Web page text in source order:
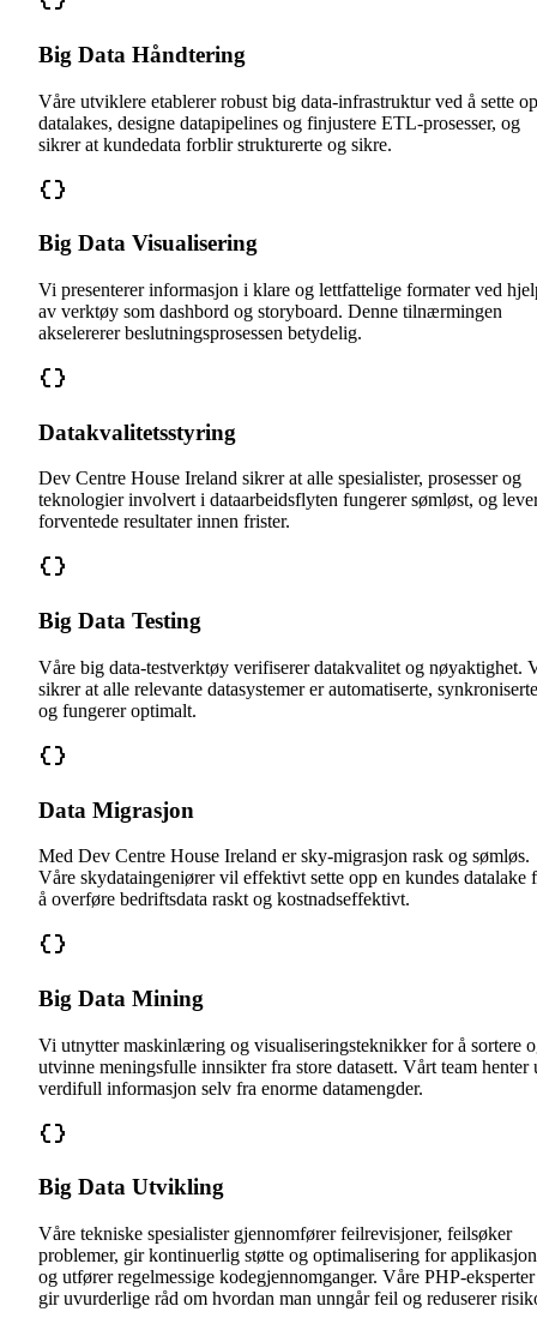
Big Data Håndtering
Våre utviklere etablerer robust big data-infrastruktur ved å sette
datalakes, designe datapipelines og finjustere ETL-prosesser, og
sikrer at kundedata forblir strukturerte og sikre.
Big Data Visualisering
Vi presenterer informasjon i klare og lettfattelige formater ved
av verktøy som dashbord og storyboard. Denne tilnærmingen
akselererer beslutningsprosessen betydelig.
Datakvalitetsstyring
Dev Centre House Ireland sikrer at alle spesialister, prosesser og
teknologier involvert i dataarbeidsflyten fungerer sømløst, og
forventede resultater innen frister.
Big Data Testing
Våre big data-testverktøy verifiserer datakvalitet og nøyaktighet.
sikrer at alle relevante datasystemer er automatiserte, synkroniserte
og fungerer optimalt.
Data Migrasjon
Med Dev Centre House Ireland er sky-migrasjon rask og sømløs.
Våre skydataingeniører vil effektivt sette opp en kundes datalake
å overføre bedriftsdata raskt og kostnadseffektivt.
Big Data Mining
Vi utnytter maskinlæring og visualiseringsteknikker for å sortere
utvinne meningsfulle innsikter fra store datasett. Vårt team henter
verdifull informasjon selv fra enorme datamengder.
Big Data Utvikling
Våre tekniske spesialister gjennomfører feilrevisjoner, feilsøker
problemer, gir kontinuerlig støtte og optimalisering for
og utfører regelmessige kodegjennomganger. Våre PHP-eksperter
gir uvurderlige råd om hvordan man unngår feil og reduserer